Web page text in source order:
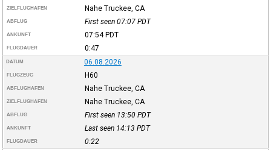
ZIELFLUGHAFEN Nahe Truckee, CA
ABFLUG First seen 07:07 PDT
ANKUNFT 07:54PDT
FLUGDAUER 0:47
DATUM 06.08.2026
FLUGZEUG H60
ABFLUGHAFEN Nahe Truckee, CA
ZIELFLUGHAFEN Nahe Truckee, CA
ABFLUG First seen 13:50 PDT
ANKUNFT Last seen 14:13 PDT
FLUGDAUER 0:22